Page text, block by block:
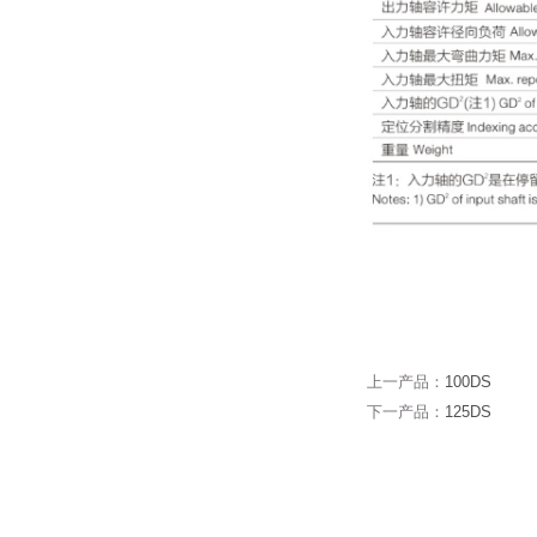
上一产品： 100DS
下一产品： 125DS